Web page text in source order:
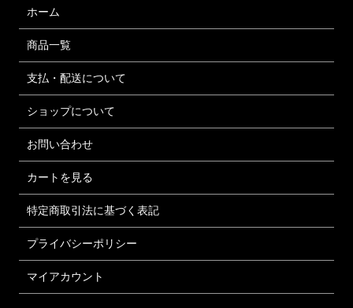
ホーム
商品一覧
支払・配送について
ショップについて
お問い合わせ
カートを見る
特定商取引法に基づく表記
プライバシーポリシー
マイアカウント